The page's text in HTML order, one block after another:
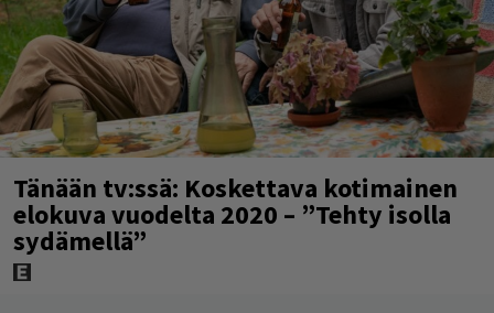
Tänään tv:ssä: Koskettava kotimainen
elokuva vuodelta 2020 – ”Tehty isolla
sydämellä”